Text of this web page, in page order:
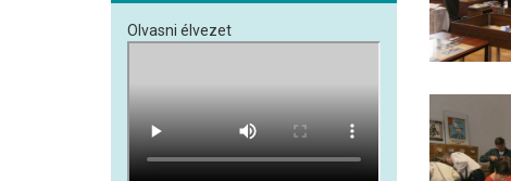
Olvasni élvezet